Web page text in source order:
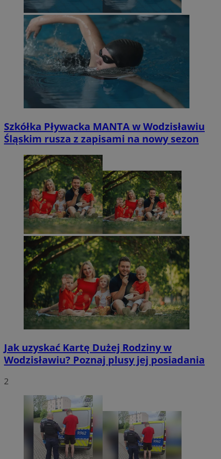
Szkółka Pływacka MANTA w Wodzisławiu
Śląskim rusza z zapisami na nowy sezon
Jak uzyskać Kartę Dużej Rodziny w
Wodzisławiu? Poznaj plusy jej posiadania
2